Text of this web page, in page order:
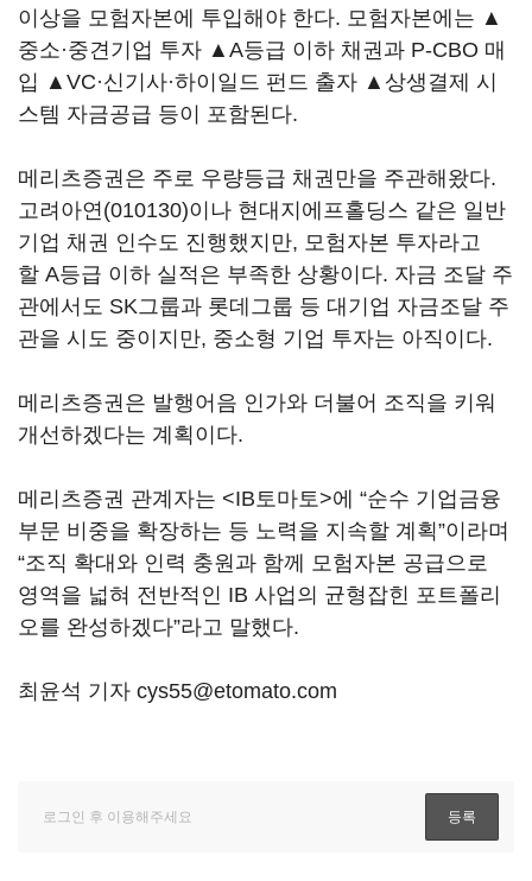
이상을 모험자본에 투입해야 한다. 모험자본에는 ▲
중소·중견기업 투자 ▲A등급 이하 채권과 P-CBO 매
입 ▲VC·신기사·하이일드 펀드 출자 ▲상생결제 시
스템 자금공급 등이 포함된다.
메리츠증권은 주로 우량등급 채권만을 주관해왔다.
고려아연(010130)이나 현대지에프홀딩스 같은 일반
기업 채권 인수도 진행했지만, 모험자본 투자라고
할 A등급 이하 실적은 부족한 상황이다. 자금 조달 주
관에서도 SK그룹과 롯데그룹 등 대기업 자금조달 주
관을 시도 중이지만, 중소형 기업 투자는 아직이다.
메리츠증권은 발행어음 인가와 더불어 조직을 키워
개선하겠다는 계획이다.
메리츠증권 관계자는 <IB토마토>에 “순수 기업금융
부문 비중을 확장하는 등 노력을 지속할 계획”이라며
“조직 확대와 인력 충원과 함께 모험자본 공급으로
영역을 넓혀 전반적인 IB 사업의 균형잡힌 포트폴리
오를 완성하겠다”라고 말했다.
최윤석 기자 cys55@etomato.com